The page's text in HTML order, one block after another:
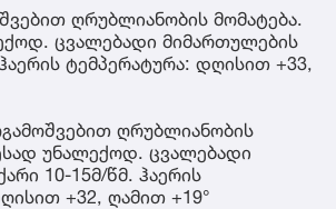
ღრუბლიანობის მომატება.
ცვალებადი მიმართულების
ტემპერატურა: დღისით +33,
ღრუბლიანობის
უნალექოდ. ცვალებადი
10-15მ/წმ. ჰაერის
+32, ღამით +19°